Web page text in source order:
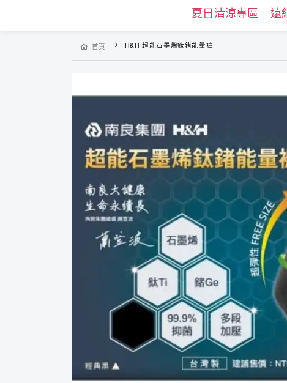
夏日清涼專區
遠
首頁 H&H 超能石墨烯鈦鍺能量褲